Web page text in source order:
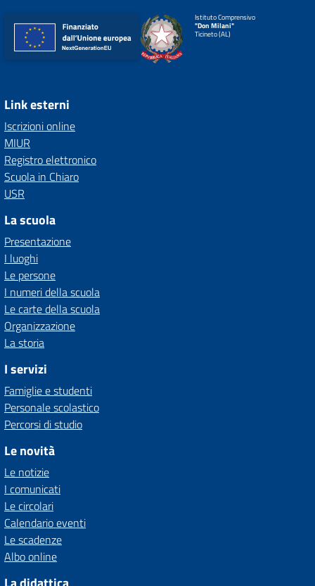
Istituto Comprensivo
"Don Milani"
Ticineto (AL)
Link esterni
Iscrizioni online
MIUR
Registro elettronico
Scuola in Chiaro
USR
La scuola
Presentazione
I luoghi
Le persone
I numeri della scuola
Le carte della scuola
Organizzazione
La storia
I servizi
Famiglie e studenti
Personale scolastico
Percorsi di studio
Le novità
Le notizie
I comunicati
Le circolari
Calendario eventi
Le scadenze
Albo online